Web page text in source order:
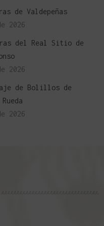
de Valdepeñas
2026
del Real Sitio de
2026
de Bolillos de
2026